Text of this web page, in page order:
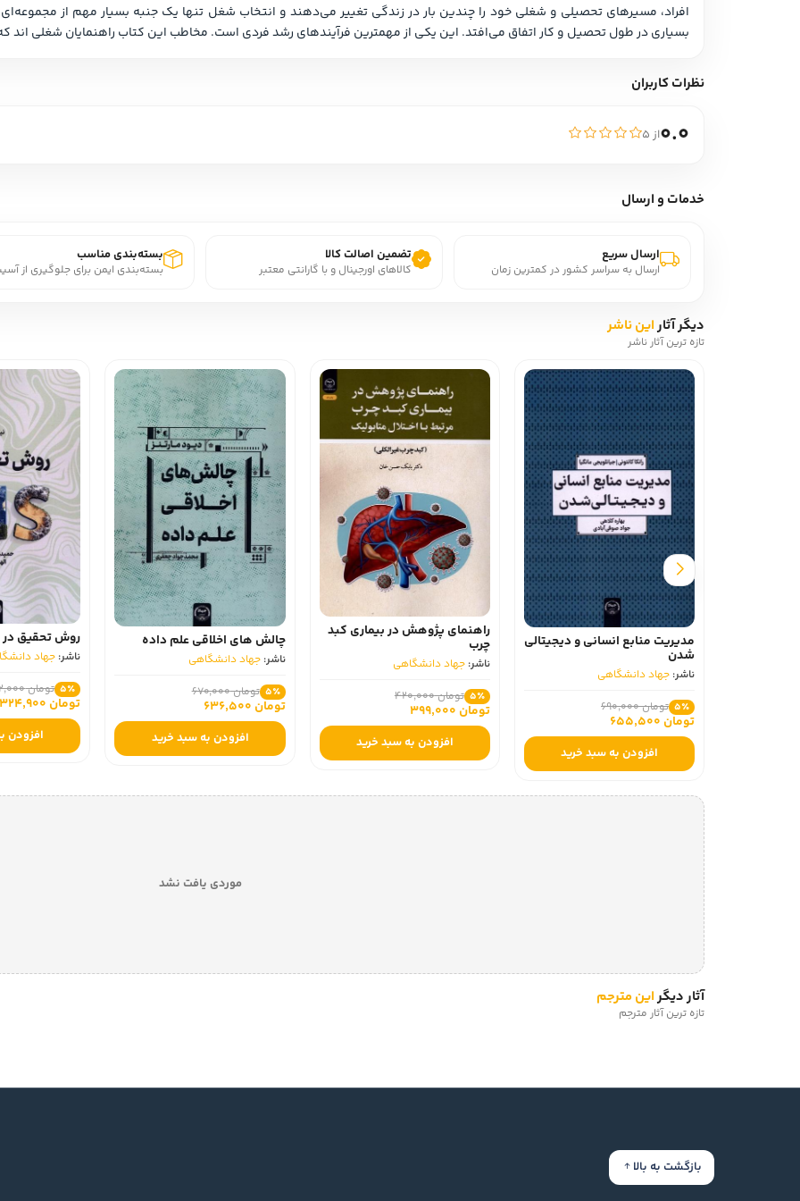
بسیاری در طول تحصیل و کار اتفاق می‌افتد. این یکی از مهمترین فرآیندهای رشد فردی است. مخاطب این کتاب راهنمایان شغلی اند که از این روند حمایت می‌کنند.
نظرات کاربران
0.0از ۵
خدمات و ارسال
ارسال سریع
ارسال به سراسر کشور در کمترین زمان
تضمین اصالت کالا
کالاهای اورجینال و با گارانتی معتبر
بسته‌بندی مناسب
بسته‌بندی ایمن برای جلوگیری از
دیگر آثاراین ناشر
تازه ترین آثار ناشر
مدیریت منابع انسانی و دیجیتالی
شدن
ناشر: جهاد دانشگاهی
5٪ تومان 690,000
تومان 655,500
افزودن به سبد خرید
راهنمای پژوهش در بیماری کبد
چرب
ناشر: جهاد دانشگاهی
5٪ تومان 420,000
تومان 399,000
افزودن به سبد خرید
چالش های اخلاقی علم داده
ناشر: جهاد دانشگاهی
5٪ تومان 670,000
تومان 636,500
افزودن به سبد خرید
روش تحقیق در GlS
ناشر: جهاد
5٪ تومان 342,000
تومان 324,900
افزودن
موردی یافت نشد
آثار دیگراین مترجم
تازه ترین آثار مترجم
بازگشت به بالا